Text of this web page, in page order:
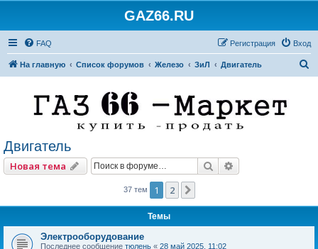
GAZ66.RU
FAQ Вход
Регистрация
На главную Список форумов Железо ЗиЛ Двигатель
Двигатель
Новая тема Поиск
37 тем 1 2
Темы
Электрооборудование
Последнее сообщение тюлень « 28 май 2025, 11:02